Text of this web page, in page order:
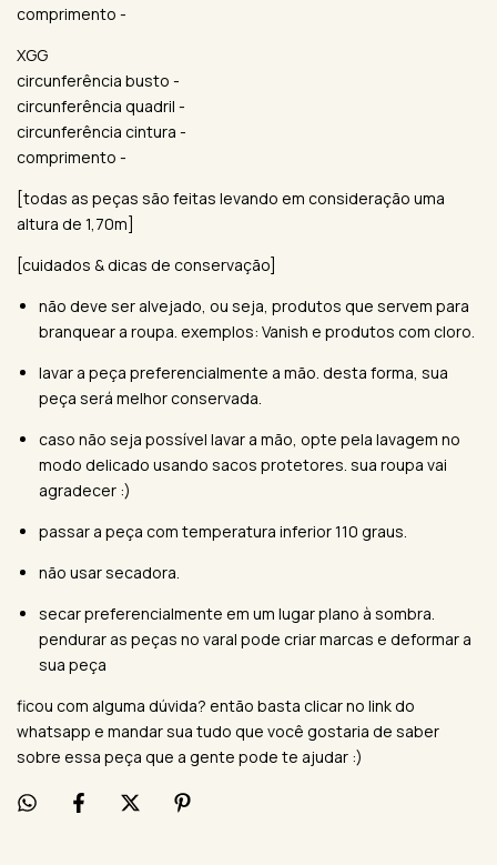
comprimento -
XGG
circunferência busto -
circunferência quadril -
circunferência cintura -
comprimento -
[todas as peças são feitas levando em consideração uma
altura de 1,70m]
[cuidados & dicas de conservação]
não deve ser alvejado, ou seja, produtos que servem para
branquear a roupa. exemplos: Vanish e produtos com cloro.
lavar a peça preferencialmente a mão. desta forma, sua
peça será melhor conservada.
caso não seja possível lavar a mão, opte pela lavagem no
modo delicado usando sacos protetores. sua roupa vai
agradecer :)
passar a peça com temperatura inferior 110 graus.
não usar secadora.
secar preferencialmente em um lugar plano à sombra.
pendurar as peças no varal pode criar marcas e deformar a
sua peça
ficou com alguma dúvida? então basta clicar no link do
whatsapp e mandar sua tudo que você gostaria de saber
sobre essa peça que a gente pode te ajudar :)